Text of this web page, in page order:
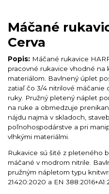
Máčané
Cerva
Popis: Máčané rukavice
pracovné rukavice vhodné na
materiálom. Bavlnený úplet
zatiaľ čo 3/4 nitrilové máčanie
ruky. Pružný pletený náplet
na ruke a obmedzuje
nájdu najmä v skladoch,
poľnohospodárstve a pri
vlhkými materiálmi.
Rukavice sú šité z pleteného
máčané v modrom nitrile.
pružným nápletom typu
21420:2020 a EN